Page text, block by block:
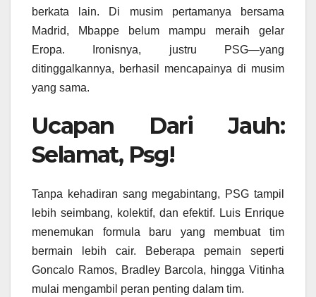
berkata lain. Di musim pertamanya bersama
Madrid, Mbappe belum mampu meraih gelar
Eropa. Ironisnya, justru PSG—yang
ditinggalkannya, berhasil mencapainya di musim
yang sama.
Ucapan Dari Jauh:
Selamat, Psg!
Tanpa kehadiran sang megabintang, PSG tampil
lebih seimbang, kolektif, dan efektif. Luis Enrique
menemukan formula baru yang membuat tim
bermain lebih cair. Beberapa pemain seperti
Goncalo Ramos, Bradley Barcola, hingga Vitinha
mulai mengambil peran penting dalam tim.